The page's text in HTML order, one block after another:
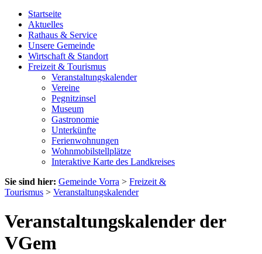
Startseite
Aktuelles
Rathaus & Service
Unsere Gemeinde
Wirtschaft & Standort
Freizeit & Tourismus
Veranstaltungskalender
Vereine
Pegnitzinsel
Museum
Gastronomie
Unterkünfte
Ferienwohnungen
Wohnmobilstellplätze
Interaktive Karte des Landkreises
Sie sind hier: Gemeinde Vorra > Freizeit &
Tourismus > Veranstaltungskalender
Veranstaltungskalender der
VGem